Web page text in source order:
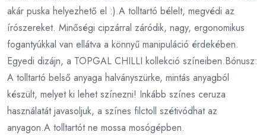
akár puska helyezhető el :).A tolltartó bélelt, megvédi az
írószereket. Minőségi cipzárral záródik, nagy, ergonomikus
fogantyúkkal van ellátva a könnyű manipuláció érdekében.
Egyedi dizájn, a TOPGAL CHILLI kollekció színeiben.Bónusz:
A tolltartó belső anyaga halványszürke, mintás anyagból
készült, melyet ki lehet színezni! Inkább színes ceruza
használatát javasoljuk, a színes filctoll szétivódhat az
anyagon.A tolltartót ne mossa mosógépben.